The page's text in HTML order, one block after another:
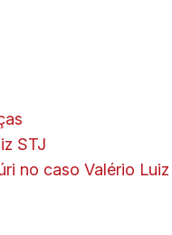
STJ
no caso Valério Luiz